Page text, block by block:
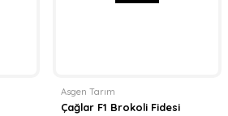
Asgen Tarım
Çağlar F1 Brokoli Fidesi